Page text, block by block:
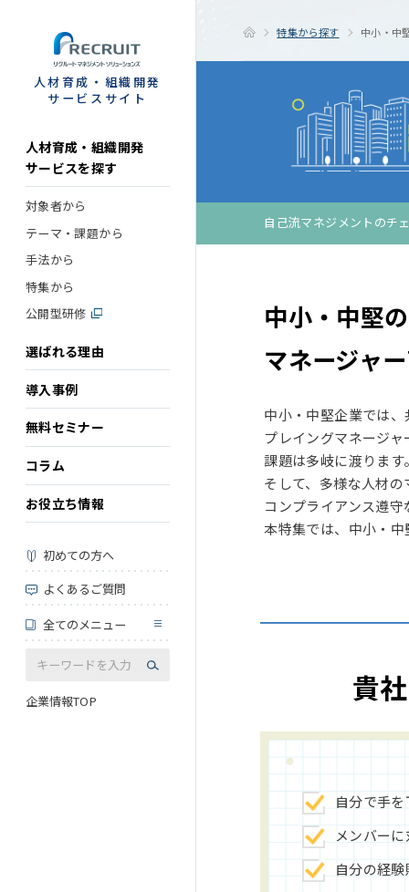
人材育成・組織開発
サービスサイト
人材育成・組織開発
サービスを探す
対象者から
テーマ・課題から
手法から
特集から
公開型研修
選ばれる理由
導入事例
無料セミナー
コラム
お役立ち情報
初めての方へ
よくあるご質問
全てのメニュー
企業情報TOP
特集から探す 中小・中
自己流マネジメントのチ
中小・中堅
マネージャ
中小・中堅企業では
プレイングマネージ
課題は多岐に渡ります
そして、多様な人材
コンプライアンス遵
本特集では、中小・
貴
自分で手
メンバー
自分の経